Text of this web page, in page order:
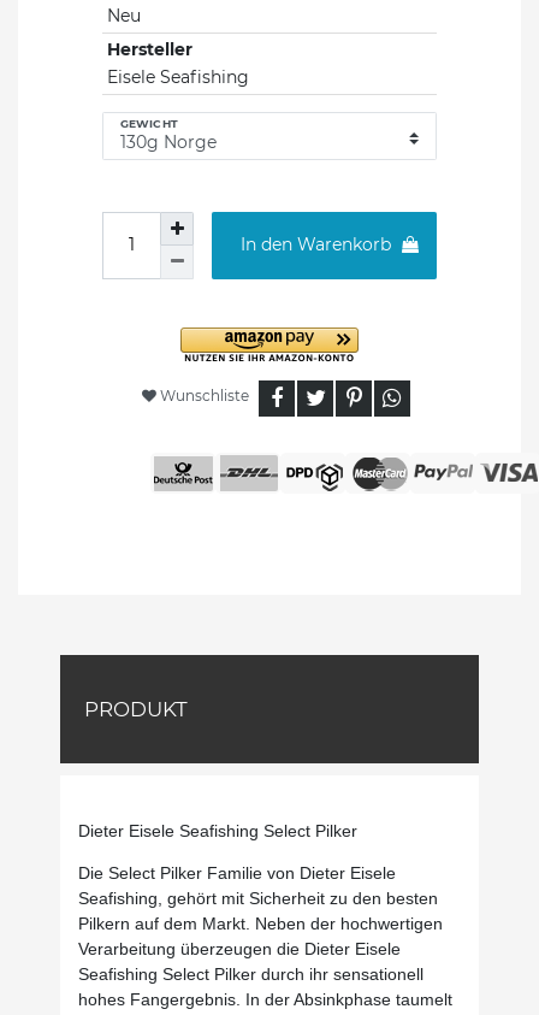
Neu
Hersteller
Eisele Seafishing
GEWICHT
In den Warenkorb
Wunschliste
PRODUKT
Dieter Eisele Seafishing Select Pilker
Die Select Pilker Familie von Dieter Eisele
Seafishing, gehört mit Sicherheit zu den besten
Pilkern auf dem Markt. Neben der hochwertigen
Verarbeitung überzeugen die Dieter Eisele
Seafishing Select Pilker durch ihr sensationell
hohes Fangergebnis. In der Absinkphase taumelt